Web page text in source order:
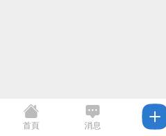
首頁 消息